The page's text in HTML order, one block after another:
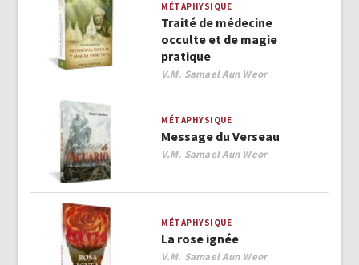
MÉTAPHYSIQUE
Traité de médecine
occulte et de magie
pratique
Author
V.M. Samael Aun Weor
MÉTAPHYSIQUE
Message du Verseau
Author
V.M. Samael Aun Weor
MÉTAPHYSIQUE
La rose ignée
Author
V.M. Samael Aun Weor